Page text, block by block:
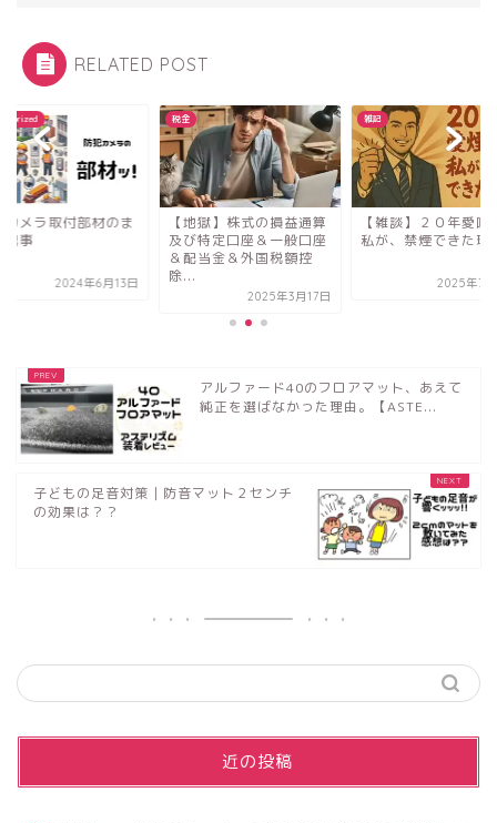
RELATED POST
獄】株式の損益通算
定口座＆一般口座
雑記
【雑談】２０年愛喫者の
私が、禁煙できた理由
Uncategorized
防犯カメラ取付部材
とめ記事
2024年6
アルファード40のフロアマット、あえて
純正を選ばなかった理由。【ASTE...
子どもの足音対策｜防音マット２センチ
の効果は？？
最近の投稿